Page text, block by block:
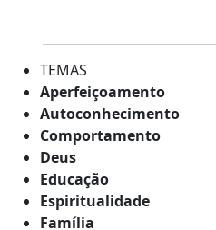
TEMAS
Aperfeiçoamento
Autoconhecimento
Comportamento
Deus
Educação
Espiritualidade
Família